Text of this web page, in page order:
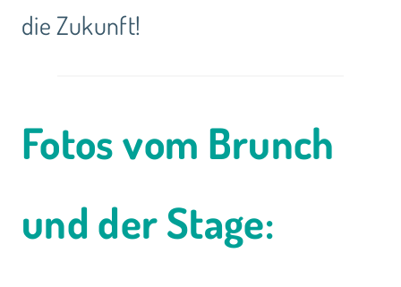
die Zukunft!
Fotos vom Brunch
und der Stage: